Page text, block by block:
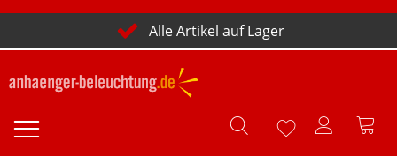
Alle Artikel auf Lager